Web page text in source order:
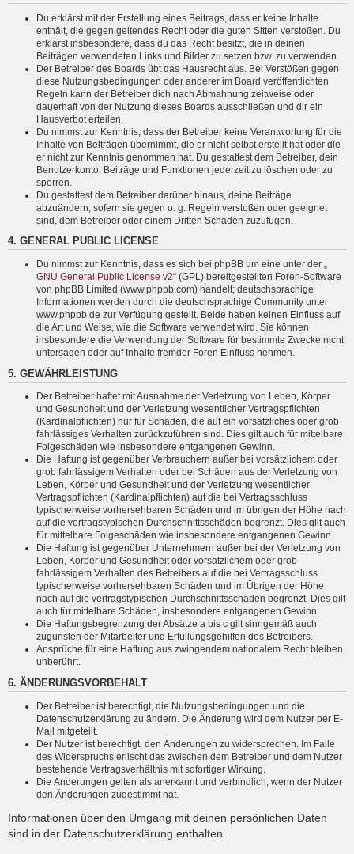
Du erklärst mit der Erstellung eines Beitrags, dass er keine Inhalte
enthält, die gegen geltendes Recht oder die guten Sitten verstoßen. Du
erklärst insbesondere, dass du das Recht besitzt, die in deinen
Beiträgen verwendeten Links und Bilder zu setzen bzw. zu verwenden.
Der Betreiber des Boards übt das Hausrecht aus. Bei Verstößen gegen
diese Nutzungsbedingungen oder anderer im Board veröffentlichten
Regeln kann der Betreiber dich nach Abmahnung zeitweise oder
dauerhaft von der Nutzung dieses Boards ausschließen und dir ein
Hausverbot erteilen.
Du nimmst zur Kenntnis, dass der Betreiber keine Verantwortung für die
Inhalte von Beiträgen übernimmt, die er nicht selbst erstellt hat oder die
er nicht zur Kenntnis genommen hat. Du gestattest dem Betreiber, dein
Benutzerkonto, Beiträge und Funktionen jederzeit zu löschen oder zu
sperren.
Du gestattest dem Betreiber darüber hinaus, deine Beiträge
abzuändern, sofern sie gegen o. g. Regeln verstoßen oder geeignet
sind, dem Betreiber oder einem Dritten Schaden zuzufügen.
4. GENERAL PUBLIC LICENSE
Du nimmst zur Kenntnis, dass es sich bei phpBB um eine unter der „
GNU General Public License v2“ (GPL) bereitgestellten Foren-Software
von phpBB Limited (www.phpbb.com) handelt; deutschsprachige
Informationen werden durch die deutschsprachige Community unter
www.phpbb.de zur Verfügung gestellt. Beide haben keinen Einfluss auf
die Art und Weise, wie die Software verwendet wird. Sie können
insbesondere die Verwendung der Software für bestimmte Zwecke nicht
untersagen oder auf Inhalte fremder Foren Einfluss nehmen.
5. GEWÄHRLEISTUNG
Der Betreiber haftet mit Ausnahme der Verletzung von Leben, Körper
und Gesundheit und der Verletzung wesentlicher Vertragspflichten
(Kardinalpflichten) nur für Schäden, die auf ein vorsätzliches oder grob
fahrlässiges Verhalten zurückzuführen sind. Dies gilt auch für mittelbare
Folgeschäden wie insbesondere entgangenen Gewinn.
Die Haftung ist gegenüber Verbrauchern außer bei vorsätzlichem oder
grob fahrlässigem Verhalten oder bei Schäden aus der Verletzung von
Leben, Körper und Gesundheit und der Verletzung wesentlicher
Vertragspflichten (Kardinalpflichten) auf die bei Vertragsschluss
typischerweise vorhersehbaren Schäden und im übrigen der Höhe nach
auf die vertragstypischen Durchschnittsschäden begrenzt. Dies gilt auch
für mittelbare Folgeschäden wie insbesondere entgangenen Gewinn.
Die Haftung ist gegenüber Unternehmern außer bei der Verletzung von
Leben, Körper und Gesundheit oder vorsätzlichem oder grob
fahrlässigem Verhalten des Betreibers auf die bei Vertragsschluss
typischerweise vorhersehbaren Schäden und im Übrigen der Höhe
nach auf die vertragstypischen Durchschnittsschäden begrenzt. Dies gilt
auch für mittelbare Schäden, insbesondere entgangenen Gewinn.
Die Haftungsbegrenzung der Absätze a bis c gilt sinngemäß auch
zugunsten der Mitarbeiter und Erfüllungsgehilfen des Betreibers.
Ansprüche für eine Haftung aus zwingendem nationalem Recht bleiben
unberührt.
6. ÄNDERUNGSVORBEHALT
Der Betreiber ist berechtigt, die Nutzungsbedingungen und die
Datenschutzerklärung zu ändern. Die Änderung wird dem Nutzer per E-
Mail mitgeteilt.
Der Nutzer ist berechtigt, den Änderungen zu widersprechen. Im Falle
des Widerspruchs erlischt das zwischen dem Betreiber und dem Nutzer
bestehende Vertragsverhältnis mit sofortiger Wirkung.
Die Änderungen gelten als anerkannt und verbindlich, wenn der Nutzer
den Änderungen zugestimmt hat.
Informationen über den Umgang mit deinen persönlichen Daten
sind in der Datenschutzerklärung enthalten.